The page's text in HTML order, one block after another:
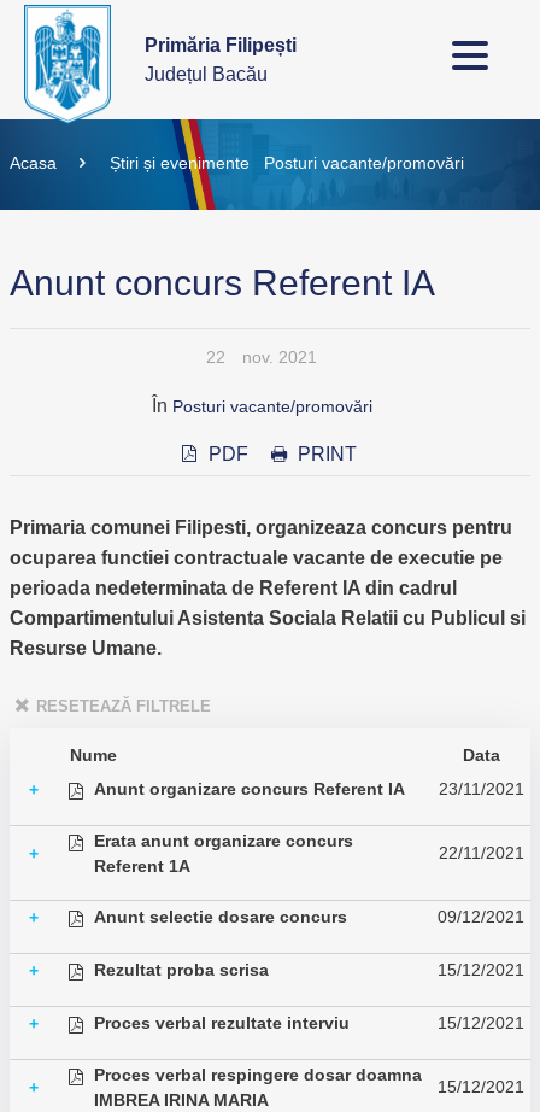
Primăria Filipești
Județul Bacău
Acasa Știri și evenimente Posturi vacante/promovări
Anunt concurs Referent IA
22 nov. 2021
În Posturi vacante/promovări
PDF PRINT
Primaria comunei Filipesti, organizeaza concurs pentru
ocuparea functiei contractuale vacante de executie pe
perioada nedeterminata de Referent IA din cadrul
Compartimentului Asistenta Sociala Relatii cu Publicul si
Resurse Umane.
RESETEAZĂ FILTRELE
Nume
Data
+
Anunt organizare concurs Referent IA 23/11/2021
+
Erata anunt organizare concurs
Referent 1A
22/11/2021
+ Anunt selectie dosare concurs 09/12/2021
+ Rezultat proba scrisa 15/12/2021
+ Proces verbal rezultate interviu 15/12/2021
+
Proces verbal respingere dosar doamna
IMBREA IRINA MARIA
15/12/2021